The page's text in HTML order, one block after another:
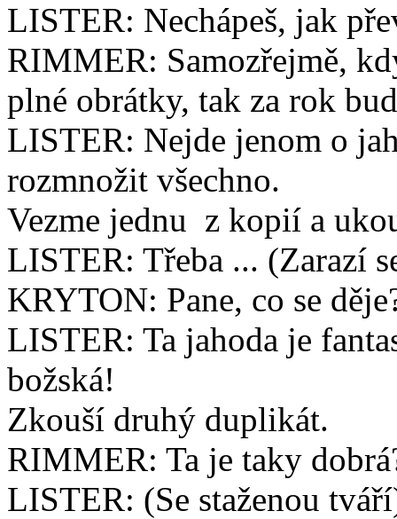
LISTER: Nechápeš, jak
RIMMER: Samozřejmě,
plné obrátky, tak za rok
LISTER: Nejde jenom o
rozmnožit všechno.
Vezme jednu z kopií a
LISTER: Třeba ... (Zarazí
KRYTON: Pane, co se
LISTER: Ta jahoda je
božská!
Zkouší druhý duplikát.
RIMMER: Ta je taky
LISTER: (Se staženou